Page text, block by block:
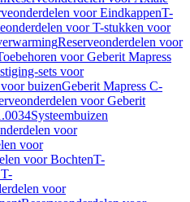
voor EindkappenT-
voor T-stukken voor
Reserveonderdelen voor
voor Geberit Mapress
sets voor
buizenGeberit Mapress C-
voor Geberit
Systeembuizen
voor
voor
voor BochtenT-
voor